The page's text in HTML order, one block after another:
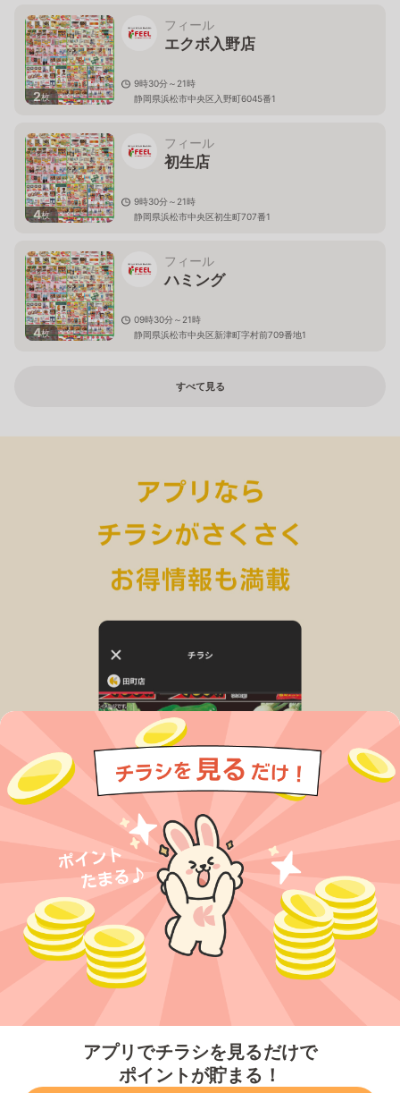
アプリでチラシを見るだけで
ポイントが貯まる！
2枚
フィール
エクボ入野店
9時30分～21時
静岡県浜松市中央区入野町6045番1
4枚
フィール
初生店
9時30分～21時
静岡県浜松市中央区初生町707番1
4枚
フィール
ハミング
09時30分～21時
静岡県浜松市中央区新津町字村前709番地1
すべて見る